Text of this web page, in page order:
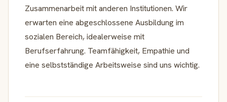
Zusammenarbeit mit anderen Institutionen. Wir
erwarten eine abgeschlossene Ausbildung im
sozialen Bereich, idealerweise mit
Berufserfahrung. Teamfähigkeit, Empathie und
eine selbstständige Arbeitsweise sind uns wichtig.